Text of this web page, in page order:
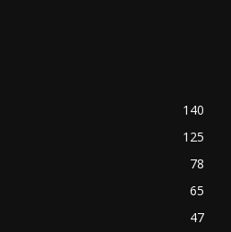
140
125
78
65
47